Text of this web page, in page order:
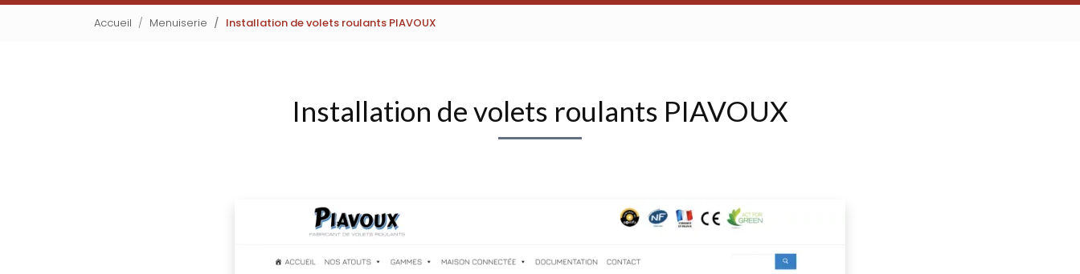
Accueil Menuiserie Installation de volets roulants PIAVOUX
Installation de volets roulants PIAVOUX